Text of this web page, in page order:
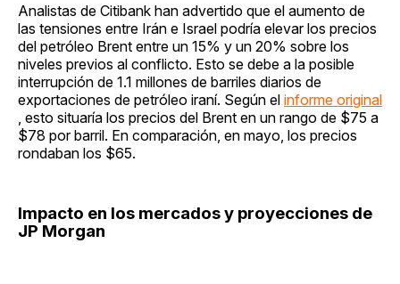
Analistas de Citibank han advertido que el aumento de
las tensiones entre Irán e Israel podría elevar los precios
del petróleo Brent entre un 15% y un 20% sobre los
niveles previos al conflicto. Esto se debe a la posible
interrupción de 1.1 millones de barriles diarios de
exportaciones de petróleo iraní. Según el informe original
, esto situaría los precios del Brent en un rango de $75 a
$78 por barril. En comparación, en mayo, los precios
rondaban los $65.
Impacto en los mercados y proyecciones de
JP Morgan